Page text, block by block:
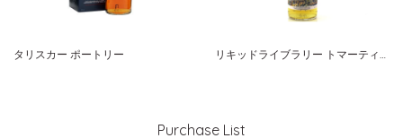
タリスカー ポートリー リキッドライブラリー トマーティン １７年
Purchase List